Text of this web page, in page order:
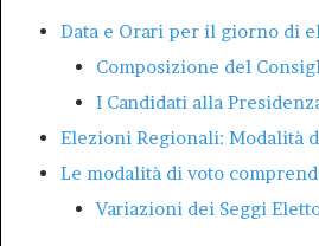
Data e Orari per il giorno di
Composizione del
I Candidati alla
Elezioni Regionali: Modalità
Le modalità di voto
Variazioni dei Seggi